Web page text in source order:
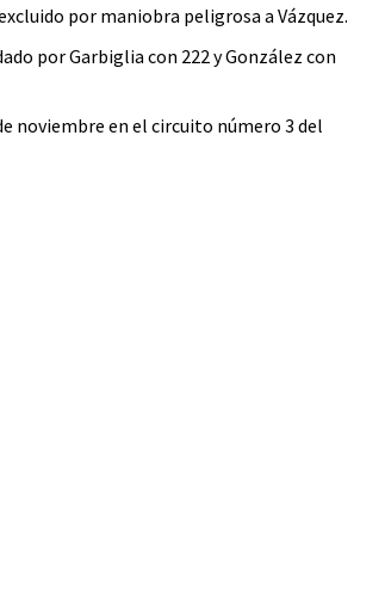
por maniobra peligrosa a Vázquez.
por Garbiglia con 222 y González con
noviembre en el circuito número 3 del